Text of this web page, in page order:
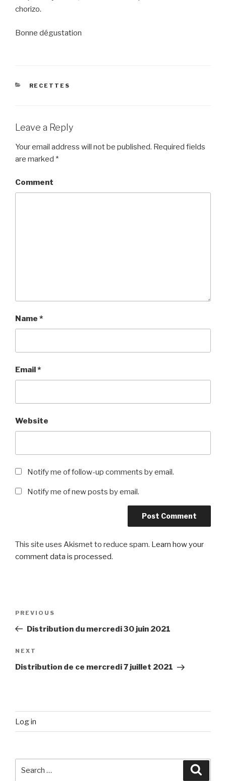
chorizo.
Bonne dégustation
CATEGORIES
RECETTES
Leave a Reply
Your email address will not be published. Required fields
are marked *
Comment
Name *
Email*
Website
Notify me of follow-up comments by email.
Notify me of new posts by email.
This site uses Akismet to reduce spam. Learn how your
comment data is processed.
Previous
Post
PREVIOUS
Distribution du mercredi 30 juin 2021
Next
Post
NEXT
Distribution de ce mercredi 7 juillet 2021
Log in